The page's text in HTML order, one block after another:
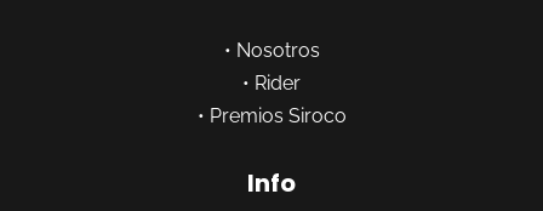
• Nosotros
• Rider
• Premios Siroco
Info